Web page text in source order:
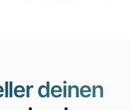
deinen